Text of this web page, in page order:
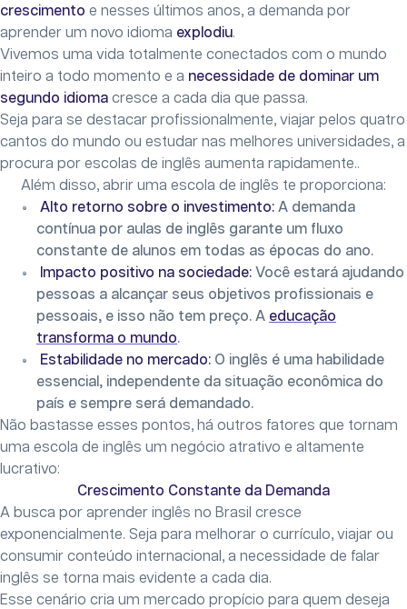
crescimento e nesses últimos anos, a demanda por
aprender um novo idioma explodiu.
Vivemos uma vida totalmente conectados com o mundo
inteiro a todo momento e a necessidade de dominar um
segundo idioma cresce a cada dia que passa.
Seja para se destacar profissionalmente, viajar pelos quatro
cantos do mundo ou estudar nas melhores universidades, a
procura por escolas de inglês aumenta rapidamente..
Além disso, abrir uma escola de inglês te proporciona:
Alto retorno sobre o investimento: A demanda
contínua por aulas de inglês garante um fluxo
constante de alunos em todas as épocas do ano.
Impacto positivo na sociedade: Você estará ajudando
pessoas a alcançar seus objetivos profissionais e
pessoais, e isso não tem preço. A educação
transforma o mundo.
Estabilidade no mercado: O inglês é uma habilidade
essencial, independente da situação econômica do
país e sempre será demandado.
Não bastasse esses pontos, há outros fatores que tornam
uma escola de inglês um negócio atrativo e altamente
lucrativo:
Crescimento Constante da Demanda
A busca por aprender inglês no Brasil cresce
exponencialmente. Seja para melhorar o currículo, viajar ou
consumir conteúdo internacional, a necessidade de falar
inglês se torna mais evidente a cada dia.
Esse cenário cria um mercado propício para quem deseja